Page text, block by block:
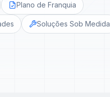
Plano de Franquia
Soluções Sob Medida